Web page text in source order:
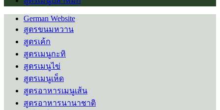
German Website
สูตรขนมหวาน
สูตรเค้ก
สูตรเมนูกะทิ
สูตรเมนูไข่
สูตรเมนูเห็ด
สูตรอาหารเมนูเส้น
สูตรอาหารนานาชาติ